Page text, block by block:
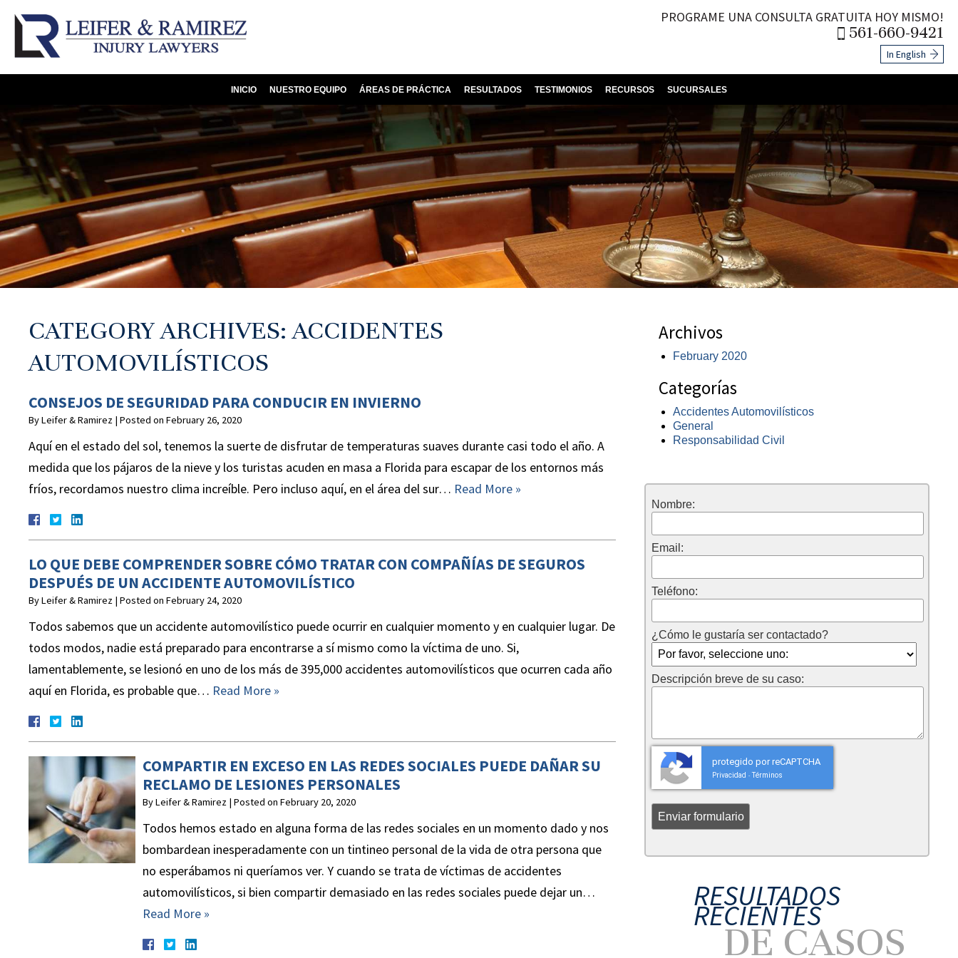
PROGRAME UNA CONSULTA GRATUITA HOY MISMO!
561-660-9421
In English
INICIO NUESTRO EQUIPO ÁREAS DE PRÁCTICA RESULTADOS TESTIMONIOS RECURSOS SUCURSALES
CATEGORY ARCHIVES:ACCIDENTES
AUTOMOVILÍSTICOS
CONSEJOS DE SEGURIDAD PARA CONDUCIR EN INVIERNO
ByLeifer & Ramirez | Posted on February 26, 2020
Aquí en el estado del sol, tenemos la suerte de disfrutar de temperaturas suaves durante casi todo el año. A
medida que los pájaros de la nieve y los turistas acuden en masa a Florida para escapar de los entornos más
fríos, recordamos nuestro clima increíble. Pero incluso aquí, en el área del sur… Read More »
LO QUE DEBE COMPRENDER SOBRE CÓMO TRATAR CON COMPAÑÍAS DE SEGUROS
DESPUÉS DE UN ACCIDENTE AUTOMOVILÍSTICO
ByLeifer & Ramirez | Posted on February 24, 2020
Todos sabemos que un accidente automovilístico puede ocurrir en cualquier momento y en cualquier lugar. De
todos modos, nadie está preparado para encontrarse a sí mismo como la víctima de uno. Si,
lamentablemente, se lesionó en uno de los más de 395,000 accidentes automovilísticos que ocurren cada año
aquí en Florida, es probable que… Read More »
COMPARTIR EN EXCESO EN LAS REDES SOCIALES PUEDE DAÑAR SU
RECLAMO DE LESIONES PERSONALES
ByLeifer & Ramirez | Posted on February 20, 2020
Todos hemos estado en alguna forma de las redes sociales en un momento dado y nos
bombardean inesperadamente con un tintineo personal de la vida de otra persona que
no esperábamos ni queríamos ver. Y cuando se trata de víctimas de accidentes
automovilísticos, si bien compartir demasiado en las redes sociales puede dejar un…
Read More »
Archivos
February 2020
Categorías
Accidentes Automovilísticos
General
Responsabilidad Civil
Nombre:
Email:
Teléfono:
¿Cómo le gustaría ser contactado?
Descripción breve de su caso:
protegido por reCAPTCHA
Privacidad - Términos
RESULTADOS
RECIENTES
DE CASOS